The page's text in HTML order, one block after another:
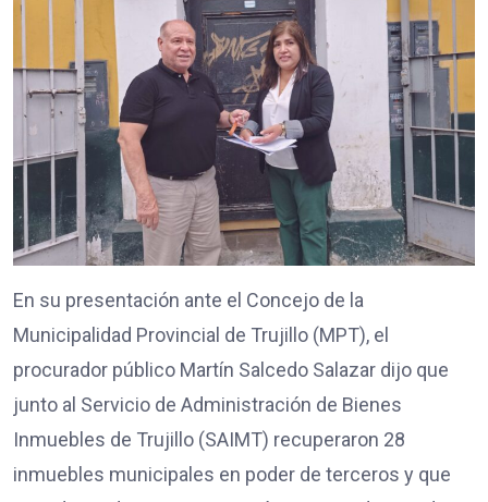
En su presentación ante el Concejo de la
Municipalidad Provincial de Trujillo (MPT), el
procurador público Martín Salcedo Salazar dijo que
junto al Servicio de Administración de Bienes
Inmuebles de Trujillo (SAIMT) recuperaron 28
inmuebles municipales en poder de terceros y que